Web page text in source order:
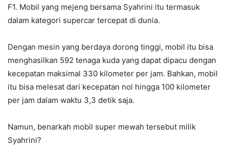
F1. Mobil yang mejeng bersama Syahrini itu termasuk
dalam kategori supercar tercepat di dunia.
Dengan mesin yang berdaya dorong tinggi, mobil itu bisa
menghasilkan 592 tenaga kuda yang dapat dipacu dengan
kecepatan maksimal 330 kilometer per jam. Bahkan, mobil
itu bisa melesat dari kecepatan nol hingga 100 kilometer
per jam dalam waktu 3,3 detik saja.
Namun, benarkah mobil super mewah tersebut milik
Syahrini?